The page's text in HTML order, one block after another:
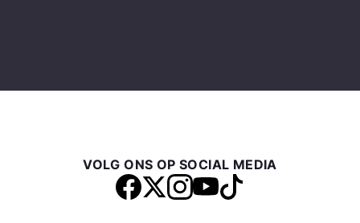
VOLG ONS OP SOCIAL MEDIA